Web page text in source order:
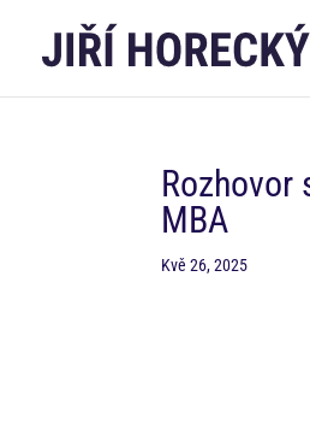
Rozhovor
MBA
Kvě 26, 2025